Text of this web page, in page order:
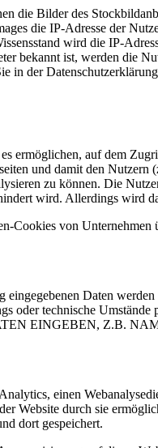
die Bilder des
die IP-Adresse der
wird die IP-
bekannt ist, werden die
in der
ermöglichen, auf dem
und damit den Nutzern
zu können. Die
wird. Allerdings wird
Cookies von Unternehmen
eingegebenen Daten
oder technische
EINGEBEN, Z.B.
einen
Website durch sie
dort gespeichert.